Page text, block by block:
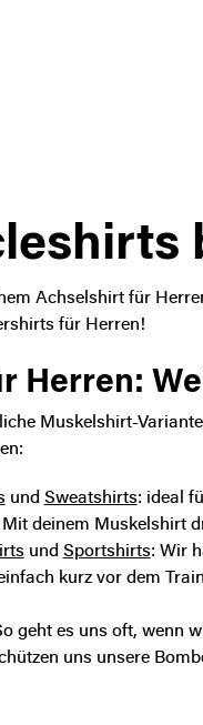
Achselshirt für
für Herren!
Herren:
Muskelshirt-
und Sweatshirts: ideal
deinem Muskelshirt
und Sportshirts: Wir
kurz vor dem
geht es uns oft, wenn
uns unsere